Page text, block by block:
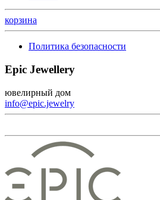
корзина
Политика безопасности
Epic Jewellery
ювелирный дом
info@epic.jewelry